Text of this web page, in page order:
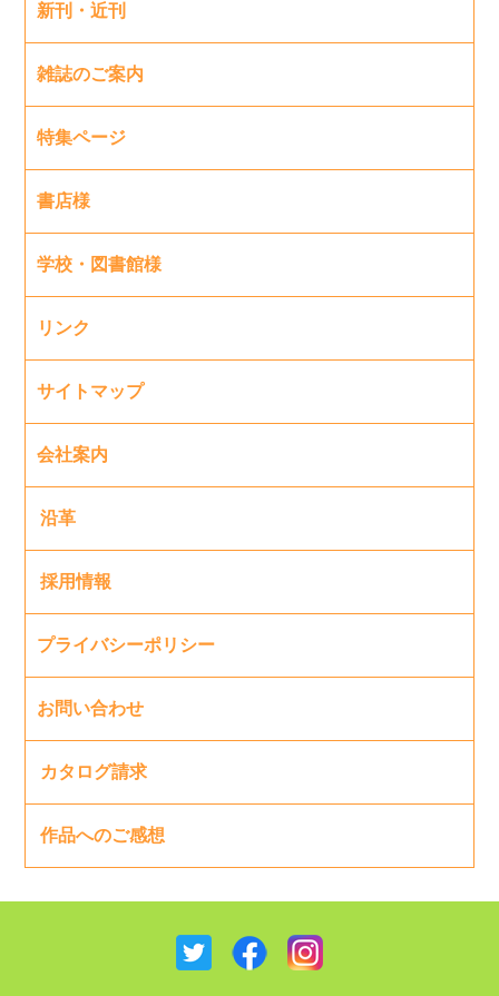
新刊・近刊
雑誌のご案内
特集ページ
書店様
学校・図書館様
リンク
サイトマップ
会社案内
沿革
採用情報
プライバシーポリシー
お問い合わせ
カタログ請求
作品へのご感想